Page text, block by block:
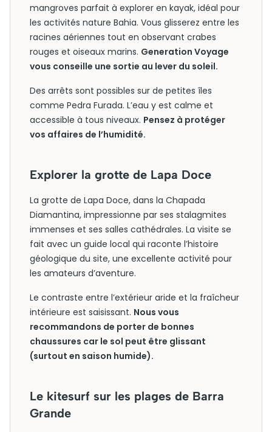
mangroves parfait à explorer en kayak, idéal pour
les activités nature Bahia. Vous glisserez entre les
racines aériennes tout en observant crabes
rouges et oiseaux marins. Generation Voyage
vous conseille une sortie au lever du soleil.
Des arrêts sont possibles sur de petites îles
comme Pedra Furada. L’eau y est calme et
accessible à tous niveaux. Pensez à protéger
vos affaires de l’humidité.
Explorer la grotte de Lapa Doce
La grotte de Lapa Doce, dans la Chapada
Diamantina, impressionne par ses stalagmites
immenses et ses salles cathédrales. La visite se
fait avec un guide local qui raconte l’histoire
géologique du site, une excellente activité pour
les amateurs d’aventure.
Le contraste entre l’extérieur aride et la fraîcheur
intérieure est saisissant. Nous vous
recommandons de porter de bonnes
chaussures car le sol peut être glissant
(surtout en saison humide).
Le kitesurf sur les plages de Barra
Grande